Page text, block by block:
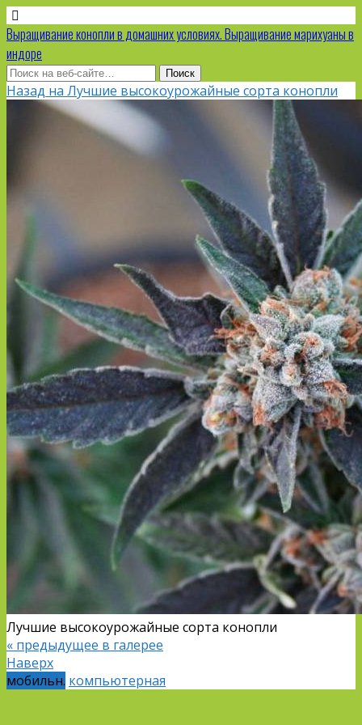
Выращивание конопли в домашних условиях. Выращивание марихуаны в
индоре
Назад на Лучшие высокоурожайные сорта конопли
Лучшие высокоурожайные сорта конопли
« предыдущее в галерее
Наверх
мобильн. компьютерная